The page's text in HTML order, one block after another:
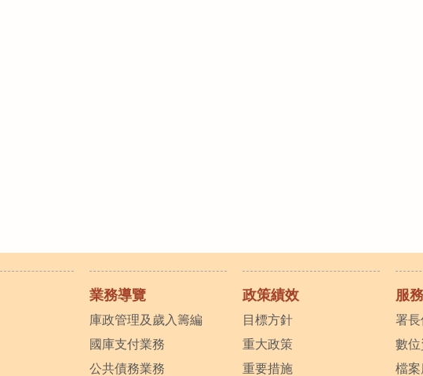
業務導覽
庫政管理及歲入籌編
國庫支付業務
公共債務業務
政策績效
目標方針
重大政策
重要措施
服
署長
數
檔案